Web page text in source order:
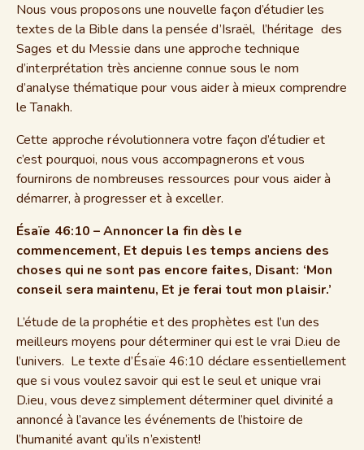
Nous vous proposons une nouvelle façon d’étudier les
textes de la Bible dans la pensée d’Israël, l’héritage des
Sages et du Messie dans une approche technique
d’interprétation très ancienne connue sous le nom
d’analyse thématique pour vous aider à mieux comprendre
le Tanakh.
Cette approche révolutionnera votre façon d’étudier et
c’est pourquoi, nous vous accompagnerons et vous
fournirons de nombreuses ressources pour vous aider à
démarrer, à progresser et à exceller.
Ésaïe 46:10 – Annoncer la fin dès le
commencement, Et depuis les temps anciens des
choses qui ne sont pas encore faites, Disant: ‘Mon
conseil sera maintenu, Et je ferai tout mon plaisir.’
L’étude de la prophétie et des prophètes est l’un des
meilleurs moyens pour déterminer qui est le vrai D.ieu de
l’univers. Le texte d’Ésaïe 46:10 déclare essentiellement
que si vous voulez savoir qui est le seul et unique vrai
D.ieu, vous devez simplement déterminer quel divinité a
annoncé à l’avance les événements de l’histoire de
l’humanité avant qu’ils n’existent!